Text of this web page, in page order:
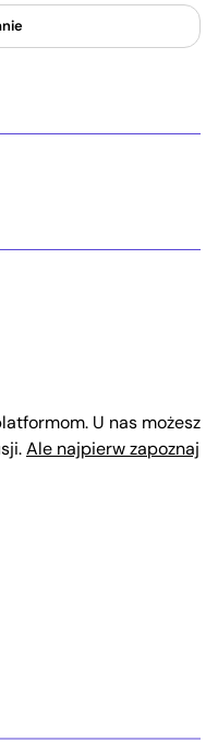
U nas możesz
Ale najpierw zapoznaj